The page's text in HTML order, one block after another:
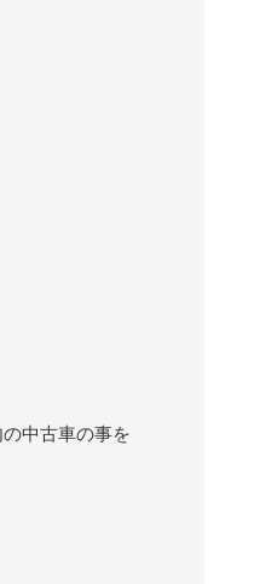
中古車の事を